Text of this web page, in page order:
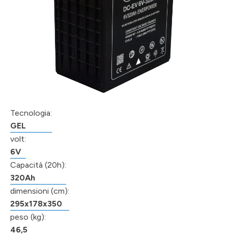
Tecnologia:
GEL
volt:
6V
Capacità (20h):
320Ah
dimensioni (cm):
295x178x350
peso (kg):
46,5